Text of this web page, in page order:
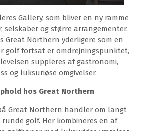
Gallery, som bliver en ny ramme
selskaber og større arrangementer.
Great Northern yderligere som en
golf fortsat er omdrejningspunktet,
suppleres af gastronomi,
og luksuriøse omgivelser.
hos Great Northern
Great Northern handler om langt
runde golf. Her kombineres en af